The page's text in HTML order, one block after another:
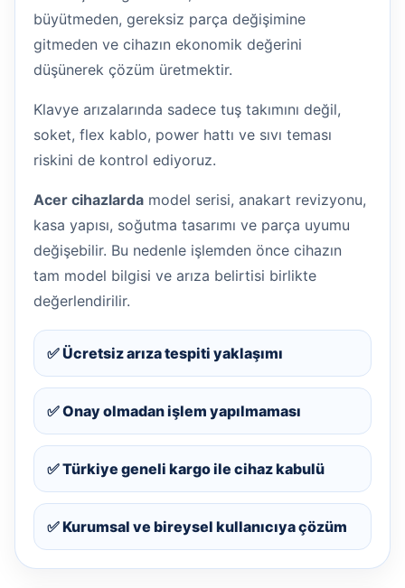
büyütmeden, gereksiz parça değişimine
gitmeden ve cihazın ekonomik değerini
düşünerek çözüm üretmektir.
Klavye arızalarında sadece tuş takımını değil,
soket, flex kablo, power hattı ve sıvı teması
riskini de kontrol ediyoruz.
Acer cihazlarda model serisi, anakart revizyonu,
kasa yapısı, soğutma tasarımı ve parça uyumu
değişebilir. Bu nedenle işlemden önce cihazın
tam model bilgisi ve arıza belirtisi birlikte
değerlendirilir.
✅ Ücretsiz arıza tespiti yaklaşımı
✅ Onay olmadan işlem yapılmaması
✅ Türkiye geneli kargo ile cihaz kabulü
✅ Kurumsal ve bireysel kullanıcıya çözüm